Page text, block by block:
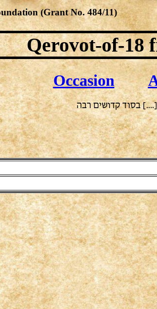
Qerovot-of-18
Occasion
בסוד קדושים רבה
(Grant No. 484/11)